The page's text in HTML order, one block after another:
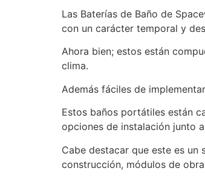
Las Baterías de Baño de
con un carácter temporal y
Ahora bien; estos están
clima.
Además fáciles de
Estos baños portátiles están
opciones de instalación junto
Cabe destacar que este es un
construcción, módulos de